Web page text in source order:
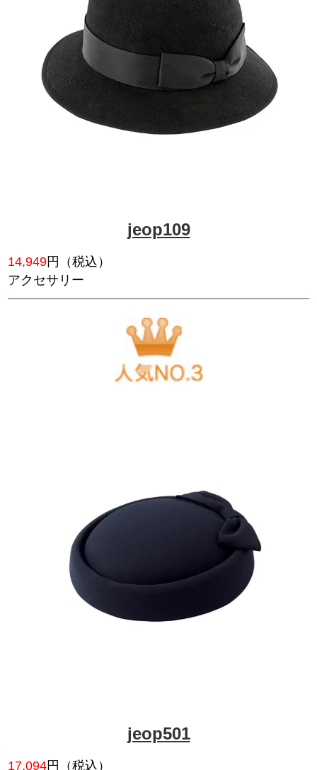
jeop601
さりげなくトレンドを取り入れ